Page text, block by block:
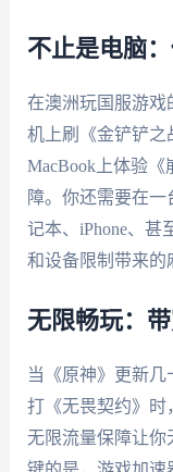
不止是电脑
在澳洲玩国服游戏
机上刷《金铲铲之
MacBook上体验
障。你还需要在一
记本、iPhone、甚
和设备限制带来的
无限畅玩：
当《原神》更新
打《无畏契约》时
无限流量保障让你